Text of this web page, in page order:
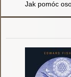
Jak pomóc